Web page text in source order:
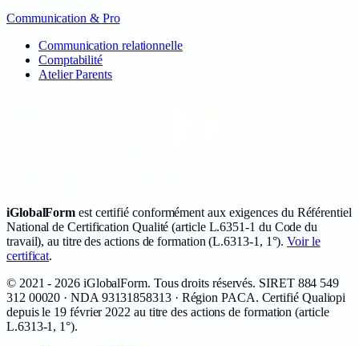
Communication & Pro
Communication relationnelle
Comptabilité
Atelier Parents
iGlobalForm est certifié conformément aux exigences du Référentiel
National de Certification Qualité (article L.6351-1 du Code du
travail), au titre des actions de formation (L.6313-1, 1°). Voir le
certificat.
© 2021 - 2026 iGlobalForm. Tous droits réservés. SIRET 884 549
312 00020 · NDA 93131858313· Région PACA. Certifié Qualiopi
depuis le 19 février 2022 au titre des actions de formation (article
L.6313-1, 1°).